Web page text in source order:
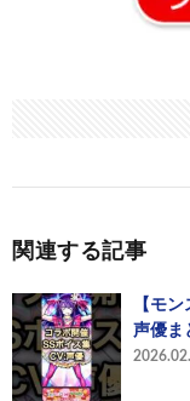
関連する記事
【モ
声優ま